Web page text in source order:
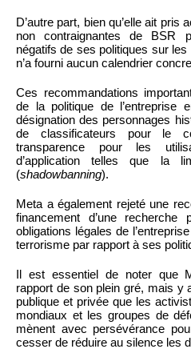
D’autre part, bien qu’elle ait pris
non contraignantes de BSR
négatifs de ses politiques sur
n’a fourni aucun calendrier
Ces recommandations
de la politique de
désignation des personnages
de classificateurs pour le
transparence pour les
d’application telles que la
(shadowbanning).
Meta a également rejeté une
financement d’une recherche
obligations légales de
terrorisme par rapport à ses
Il est essentiel de noter que
rapport de son plein gré, mais y
publique et privée que les
mondiaux et les groupes de
mènent avec persévérance
cesser de réduire au silence les